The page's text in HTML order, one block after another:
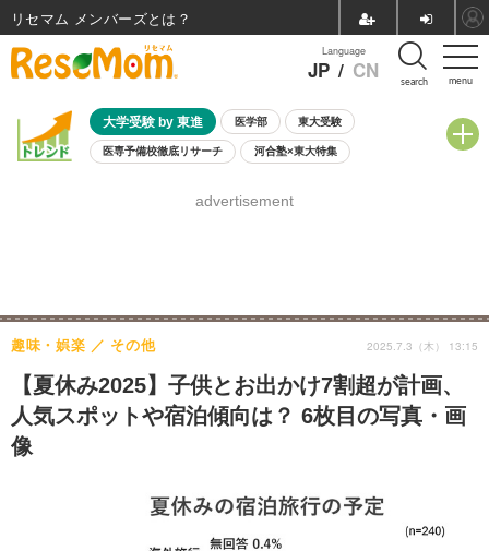
menu
Language
JP / CN search
大学受験 by 東進 医学部 東大受験
医専予備校徹底リサーチ 河合塾×東大特集
8月開催学校説明会・相談会
advertisement
【夏休み2025】子供とお出かけ7割超が計画、
人気スポットや宿泊傾向は？ 6枚目の写真・画
像
趣味・娯楽 その他 2025.7.3（木） 13:15
リセマム メンバーズ